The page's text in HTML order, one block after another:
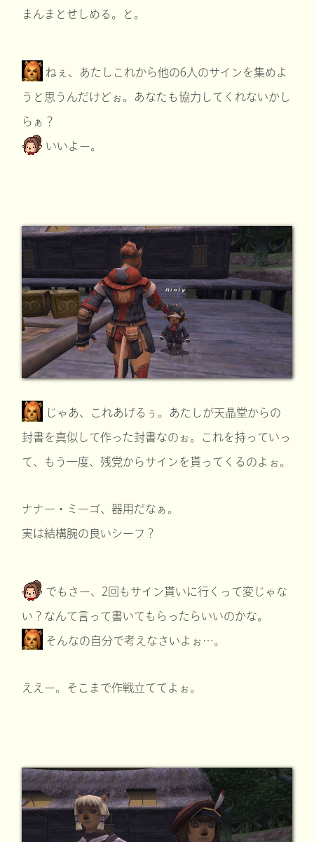
まんまとせしめる。と。
ねぇ、あたしこれから他の6人のサインを集めよ
うと思うんだけどぉ。あなたも協力してくれないかし
らぁ？
いいよー。
じゃあ、これあげるぅ。あたしが天晶堂からの
封書を真似して作った封書なのぉ。これを持っていっ
て、もう一度、残党からサインを貰ってくるのよぉ。
ナナー・ミーゴ、器用だなぁ。
実は結構腕の良いシーフ？
でもさー、2回もサイン貰いに行くって変じゃな
い？なんて言って書いてもらったらいいのかな。
そんなの自分で考えなさいよぉ…。
ええー。そこまで作戦立ててよぉ。